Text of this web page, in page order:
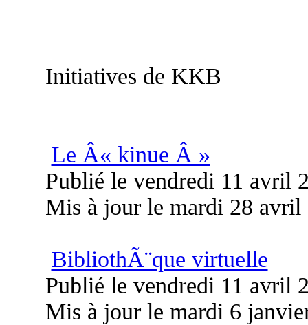
Initiatives de KKB
Le Â« kinue Â »
Publié le vendredi 11 avril
Mis à jour le mardi 28 avril
BibliothÃ¨que virtuelle
Publié le vendredi 11 avril
Mis à jour le mardi 6